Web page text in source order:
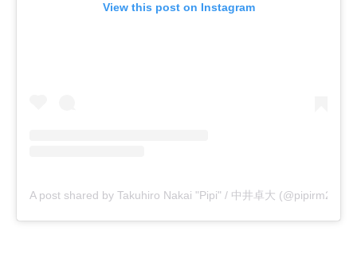
View this post on Instagram
A post shared by Takuhiro Nakai "Pipi" / 中井卓大 (@pipirm22)